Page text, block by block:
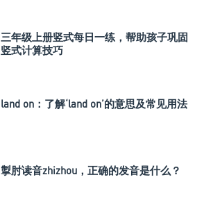
三年级上册竖式每日一练，帮助孩子巩固
竖式计算技巧
land on：了解‘land on’的意思及常见用法
掣肘读音zhizhou，正确的发音是什么？